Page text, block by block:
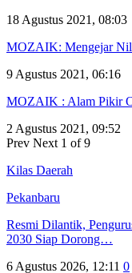
18 Agustus 2021, 08:03
MOZAIK: Mengejar
9 Agustus 2021, 06:16
MOZAIK : Alam Pikir
2 Agustus 2021, 09:52
Prev Next 1 of 9
Kilas Daerah
Pekanbaru
Resmi Dilantik,
2030 Siap Dorong…
6 Agustus 2026, 12:11 0